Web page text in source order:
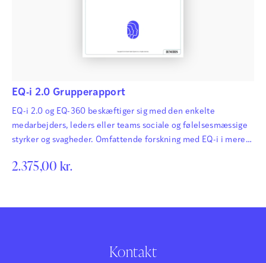
EQ-i 2.0 Grupperapport
EQ-i 2.0 og EQ-360 beskæftiger sig med den enkelte
medarbejders, leders eller teams sociale og følelsesmæssige
styrker og svagheder. Omfattende forskning med EQ-i i mere
kompetencer har stor betydning for mange både hårde og
2.375,00 kr.
Kontakt